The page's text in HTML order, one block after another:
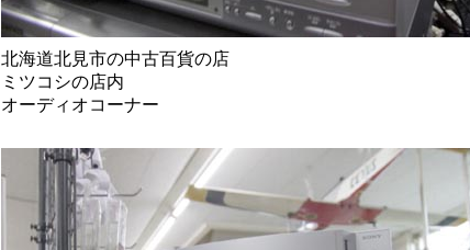
北海道北見市の中古百貨の店
ミツコシの店内
オーディオコーナー